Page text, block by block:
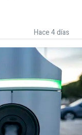
Hace 4 días